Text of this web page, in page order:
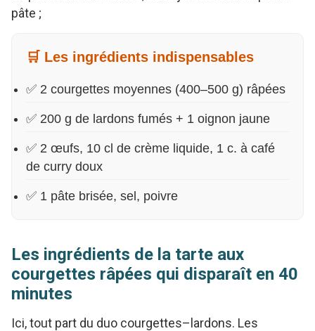
pâte ;
🛒 Les ingrédients indispensables
✅ 2 courgettes moyennes (400–500 g) râpées
✅ 200 g de lardons fumés + 1 oignon jaune
✅ 2 œufs, 10 cl de crème liquide, 1 c. à café
de curry doux
✅ 1 pâte brisée, sel, poivre
Les ingrédients de la tarte aux
courgettes râpées qui disparaît en 40
minutes
Ici, tout part du duo courgettes–lardons. Les